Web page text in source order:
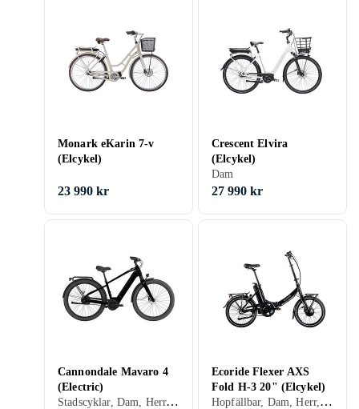
Monark eKarin 7-v
(Elcykel)
23 990 kr
Crescent Elvira
(Elcykel)
Dam
27 990 kr
Cannondale Mavaro 4
(Electric)
Stadscyklar, Dam, Herr, Mittmonterad, 500 Wh
Ecoride Flexer AXS
Fold H-3 20" (Elcykel)
Hopfällbar, Dam, Herr, Framhjul, 576 Wh